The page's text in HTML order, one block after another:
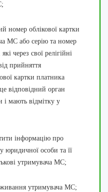
номер облікової картки
МС або серію та номер
через свої релігійні
прийняття
картки платника
відповідний орган
і мають відмітку у
інформацію про
юридичної особи та її
утримувача МС;
утримувача МС;